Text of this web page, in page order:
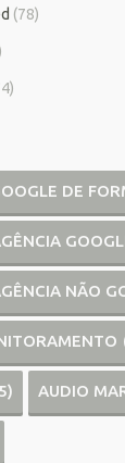
(78)
DE
NÃO
AUDIO